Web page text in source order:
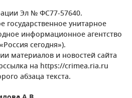
Эл № ФС77-57640.
государственное унитарное
информационное агентство
сегодня»).
материалов и новостей сайта
на https://crimea.ria.ru
абзаца текста.